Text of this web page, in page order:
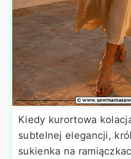
Kiedy kurortowa
subtelnej elegancji,
sukienka na